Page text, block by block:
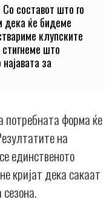
составот што го
дека ќе бидеме
клупските
што
за
потребната форма ќе
на
единственото
кријат дека сакаат